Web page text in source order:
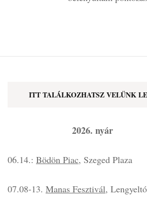
ITT TALÁLKOZHATSZ VELÜNK
2026. nyár
06.14.: Bödön Piac, Szeged Plaza
07.08-13. Manas Fesztivál,